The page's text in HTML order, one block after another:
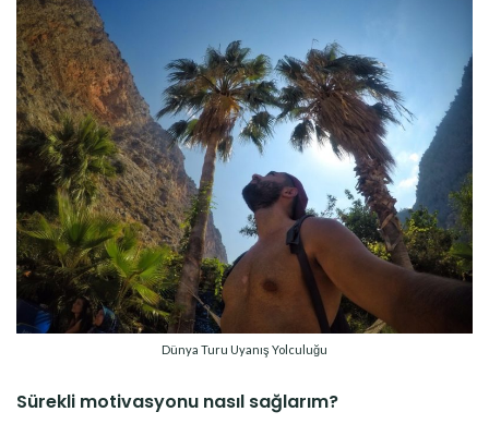
Dünya Turu Uyanış Yolculuğu
Sürekli motivasyonu nasıl sağlarım?